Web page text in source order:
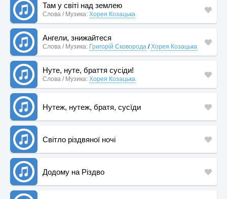
Там у світі над землею
Слова / Музика: Хорея Козацька
Ангели, знижайтеся
Слова / Музика: Григорій Сковорода /Хорея Козацька
Нуте, нуте, браття сусіди!
Слова / Музика: Хорея Козацька
Нутеж, нутеж, братя, сусїди
Світло різдвяної ночі
Додому на Різдво